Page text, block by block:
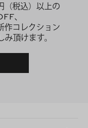
（税込）以上の
、
作コレクション
頂けます。